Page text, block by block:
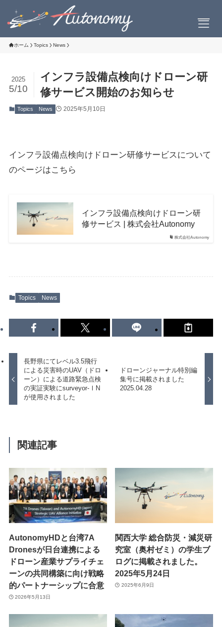
会社案内
会社概要
Suveyor-X
外壁点検ソリューション
ドローン操縦士（プロパイロット）派遣
画像解析システム
産業用ドローン講習
最新情報
ニュース
プレスリリース
出展情報
実証実験
掲載記事
Blog
ホーム Topics News
インフラ設備点検向けドローン研
修サービス開始のお知らせ
2025
5/10
Topics News 2025年5月10日
インフラ設備点検向けドローン研修サービスについて
のページはこちら
株式会社Autonomy
インフラ設備点検向けドローン研
修サービス | 株式会社Autonomy
Topics News
長野県にてレベル3.5飛行
による災害時のUAV（ドロ
ーン）による道路緊急点検
の実証実験にsurveyor-ⅠN
が使用されました
ドローンジャーナル特別編
集号に掲載されました
2025.04.28
関連記事
AutonomyHDと台湾7A
Dronesが日台連携による
ドローン産業サプライチェ
ーンの共同構築に向け戦略
的パートナーシップに合意
2026年5月13日
関西大学 総合防災・減災研
究室（奥村ゼミ）の学生ブ
ログに掲載されました。
2025年5月24日
2025年6月9日